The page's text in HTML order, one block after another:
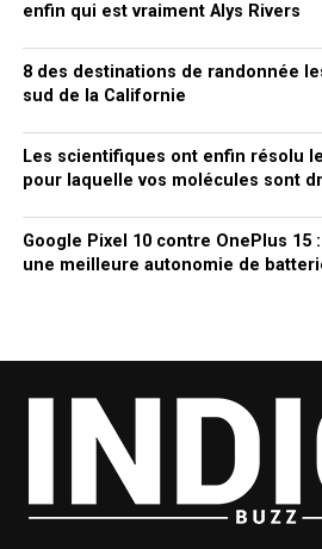
enfin qui est vraiment Alys Rivers
8 des destinations de randonnée
sud de la Californie
Les scientifiques ont enfin résolu
pour laquelle vos molécules sont
Google Pixel 10 contre OnePlus
une meilleure autonomie de